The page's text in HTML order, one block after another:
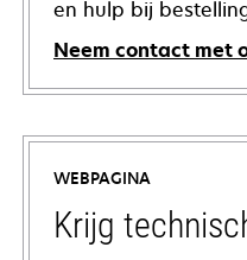
en hulp bij
Neem contact met
WEBPAGINA
Krijg